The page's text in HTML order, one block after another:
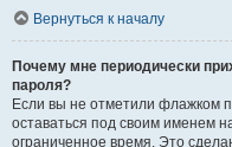
Вернуться к началу
Почему мне периодически
пароля?
Если вы не отметили флажком
оставаться под своим именем
ограниченное время. Это